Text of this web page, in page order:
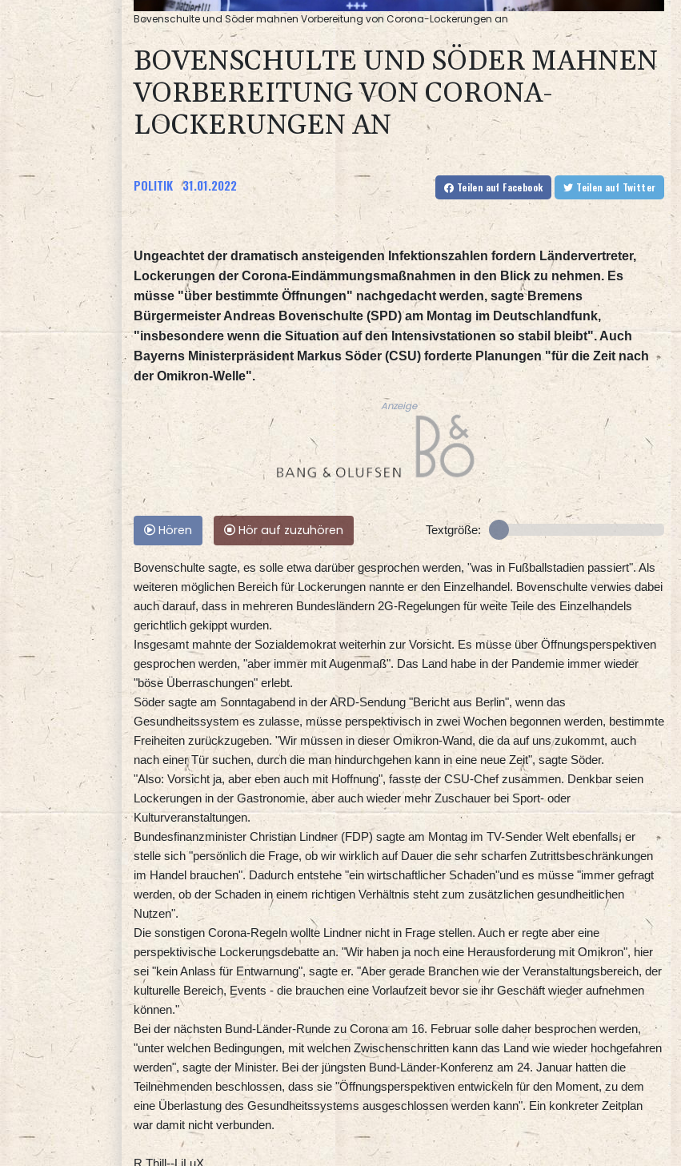
Bovenschulte und Söder mahnen Vorbereitung von Corona-Lockerungen an
BOVENSCHULTE UND SÖDER MAHNEN
VORBEREITUNG VON CORONA-
LOCKERUNGEN AN
POLITIK 31.01.2022 Teilen auf Facebook Teilen auf Twitter
Ungeachtet der dramatisch ansteigenden Infektionszahlen fordern Ländervertreter,
Lockerungen der Corona-Eindämmungsmaßnahmen in den Blick zu nehmen. Es
müsse "über bestimmte Öffnungen" nachgedacht werden, sagte Bremens
Bürgermeister Andreas Bovenschulte (SPD) am Montag im Deutschlandfunk,
"insbesondere wenn die Situation auf den Intensivstationen so stabil bleibt". Auch
Bayerns Ministerpräsident Markus Söder (CSU) forderte Planungen "für die Zeit nach
der Omikron-Welle".
Anzeige
Hören Hör auf zuzuhören Textgröße:
Bovenschulte sagte, es solle etwa darüber gesprochen werden, "was in Fußballstadien passiert". Als
weiteren möglichen Bereich für Lockerungen nannte er den Einzelhandel. Bovenschulte verwies dabei
auch darauf, dass in mehreren Bundesländern 2G-Regelungen für weite Teile des Einzelhandels
gerichtlich gekippt wurden.
Insgesamt mahnte der Sozialdemokrat weiterhin zur Vorsicht. Es müsse über Öffnungsperspektiven
gesprochen werden, "aber immer mit Augenmaß". Das Land habe in der Pandemie immer wieder
"böse Überraschungen" erlebt.
Söder sagte am Sonntagabend in der ARD-Sendung "Bericht aus Berlin", wenn das
Gesundheitssystem es zulasse, müsse perspektivisch in zwei Wochen begonnen werden, bestimmte
Freiheiten zurückzugeben. "Wir müssen in dieser Omikron-Wand, die da auf uns zukommt, auch
nach einer Tür suchen, durch die man hindurchgehen kann in eine neue Zeit", sagte Söder.
"Also: Vorsicht ja, aber eben auch mit Hoffnung", fasste der CSU-Chef zusammen. Denkbar seien
Lockerungen in der Gastronomie, aber auch wieder mehr Zuschauer bei Sport- oder
Kulturveranstaltungen.
Bundesfinanzminister Christian Lindner (FDP) sagte am Montag im TV-Sender Welt ebenfalls, er
stelle sich "persönlich die Frage, ob wir wirklich auf Dauer die sehr scharfen Zutrittsbeschränkungen
im Handel brauchen". Dadurch entstehe "ein wirtschaftlicher Schaden"und es müsse "immer gefragt
werden, ob der Schaden in einem richtigen Verhältnis steht zum zusätzlichen gesundheitlichen
Nutzen".
Die sonstigen Corona-Regeln wollte Lindner nicht in Frage stellen. Auch er regte aber eine
perspektivische Lockerungsdebatte an. "Wir haben ja noch eine Herausforderung mit Omikron", hier
sei "kein Anlass für Entwarnung", sagte er. "Aber gerade Branchen wie der Veranstaltungsbereich, der
kulturelle Bereich, Events - die brauchen eine Vorlaufzeit bevor sie ihr Geschäft wieder aufnehmen
können."
Bei der nächsten Bund-Länder-Runde zu Corona am 16. Februar solle daher besprochen werden,
"unter welchen Bedingungen, mit welchen Zwischenschritten kann das Land wie wieder hochgefahren
werden", sagte der Minister. Bei der jüngsten Bund-Länder-Konferenz am 24. Januar hatten die
Teilnehmenden beschlossen, dass sie "Öffnungsperspektiven entwickeln für den Moment, zu dem
eine Überlastung des Gesundheitssystems ausgeschlossen werden kann". Ein konkreter Zeitplan
war damit nicht verbunden.
R.Thill--LiLuX